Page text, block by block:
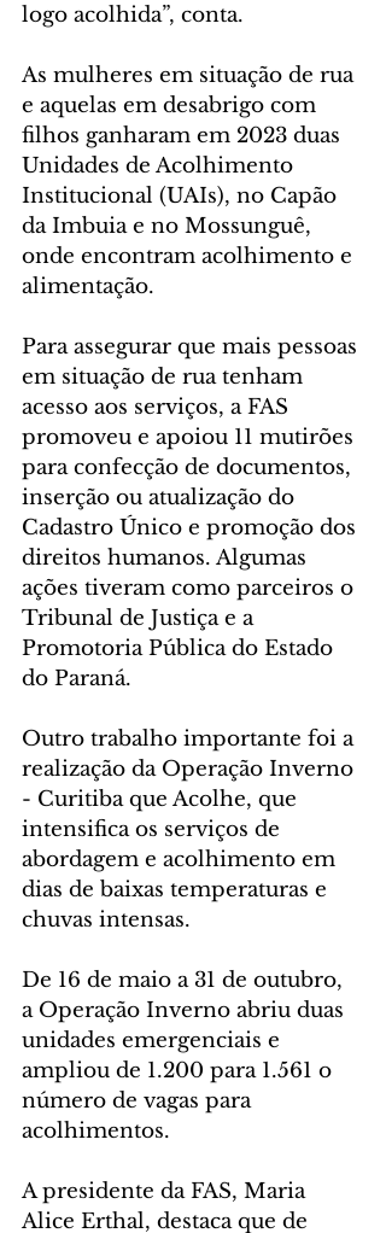
logo acolhida”, conta.
As mulheres em situação de rua
e aquelas em desabrigo com
filhos ganharam em 2023 duas
Unidades de Acolhimento
Institucional (UAIs), no Capão
da Imbuia e no Mossunguê,
onde encontram acolhimento e
alimentação.
Para assegurar que mais pessoas
em situação de rua tenham
acesso aos serviços, a FAS
promoveu e apoiou 11 mutirões
para confecção de documentos,
inserção ou atualização do
Cadastro Único e promoção dos
direitos humanos. Algumas
ações tiveram como parceiros o
Tribunal de Justiça e a
Promotoria Pública do Estado
do Paraná.
Outro trabalho importante foi a
realização da Operação Inverno
- Curitiba que Acolhe, que
intensifica os serviços de
abordagem e acolhimento em
dias de baixas temperaturas e
chuvas intensas.
De 16 de maio a 31 de outubro,
a Operação Inverno abriu duas
unidades emergenciais e
ampliou de 1.200 para 1.561 o
número de vagas para
acolhimentos.
A presidente da FAS, Maria
Alice Erthal, destaca que de